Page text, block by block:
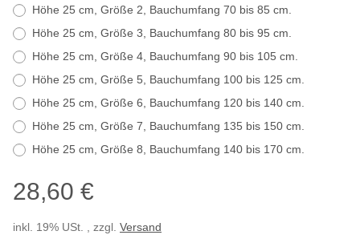
Höhe 25 cm, Größe 2, Bauchumfang 70 bis 85 cm.
Höhe 25 cm, Größe 3, Bauchumfang 80 bis 95 cm.
Höhe 25 cm, Größe 4, Bauchumfang 90 bis 105 cm.
Höhe 25 cm, Größe 5, Bauchumfang 100 bis 125 cm.
Höhe 25 cm, Größe 6, Bauchumfang 120 bis 140 cm.
Höhe 25 cm, Größe 7, Bauchumfang 135 bis 150 cm.
Höhe 25 cm, Größe 8, Bauchumfang 140 bis 170 cm.
28,60 €
inkl. 19% USt. , zzgl. Versand